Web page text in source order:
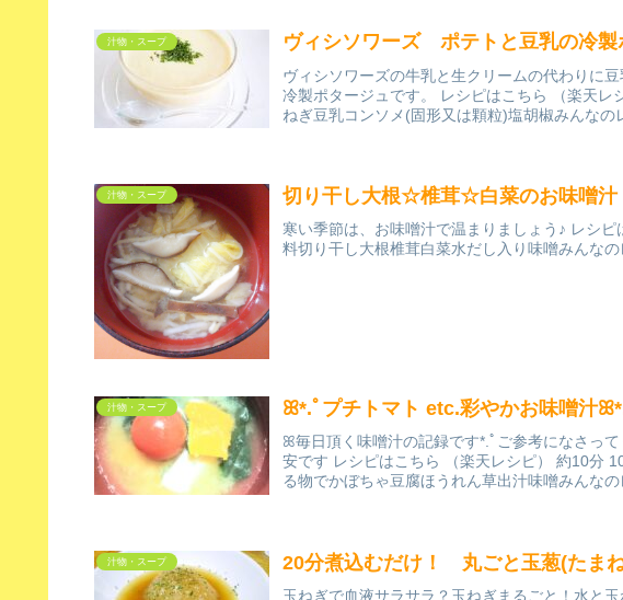
汁物・スープ ヴィシソワーズ ポテトと豆乳の冷製
ヴィシソワーズの牛乳と生クリームの代わりに
冷製ポタージュです。 レシピはこちら （楽天レ
ねぎ豆乳コンソメ(固形又は顆粒)塩胡椒みんなの
汁物・スープ 切り干し大根☆椎茸☆白菜のお味噌汁
寒い季節は、お味噌汁で温まりましょう♪ レシ
料切り干し大根椎茸白菜水だし入り味噌みんなの
汁物・スープ ꕤ*.ﾟプチトマト etc.彩やかお味噌汁
ꕤ毎日頂く味噌汁の記録です*.ﾟご参考になさっ
安です レシピはこちら （楽天レシピ） 約10分
る物でかぼちゃ豆腐ほうれん草出汁味噌みんなの
汁物・スープ 20分煮込むだけ！ 丸ごと玉葱(たま
玉ねぎで血液サラサラ？玉ねぎまるごと！水と